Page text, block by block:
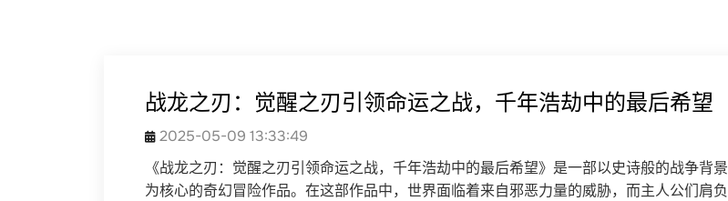
战龙之刃：觉醒之刃引领命运之战，千年浩劫中的最后希望
2025-05-09 13:33:49
《战龙之刃：觉醒之刃引领命运之战，千年浩劫中的最后希望》是一部以史诗般的战争背景
为核心的奇幻冒险作品。在这部作品中，世界面临着来自邪恶力量的威胁，而主人公们肩负